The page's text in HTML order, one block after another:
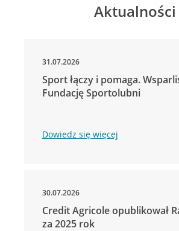
Aktualności
31.07.2026
Sport łączy i pomaga.
Fundację Sportolubni
Dowiedz się więcej
30.07.2026
Credit Agricole opublikował
za 2025 rok